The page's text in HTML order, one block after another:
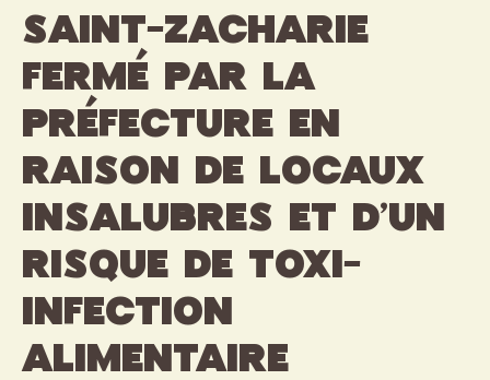
Saint-Zacharie
fermé par la
préfecture en
raison de locaux
insalubres et d’un
risque de toxi-
infection
alimentaire